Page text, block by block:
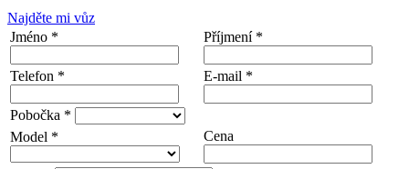
Najděte mi vůz
Jméno *
Příjmení *
Telefon * E-mail *
Pobočka *
Model *
Cena